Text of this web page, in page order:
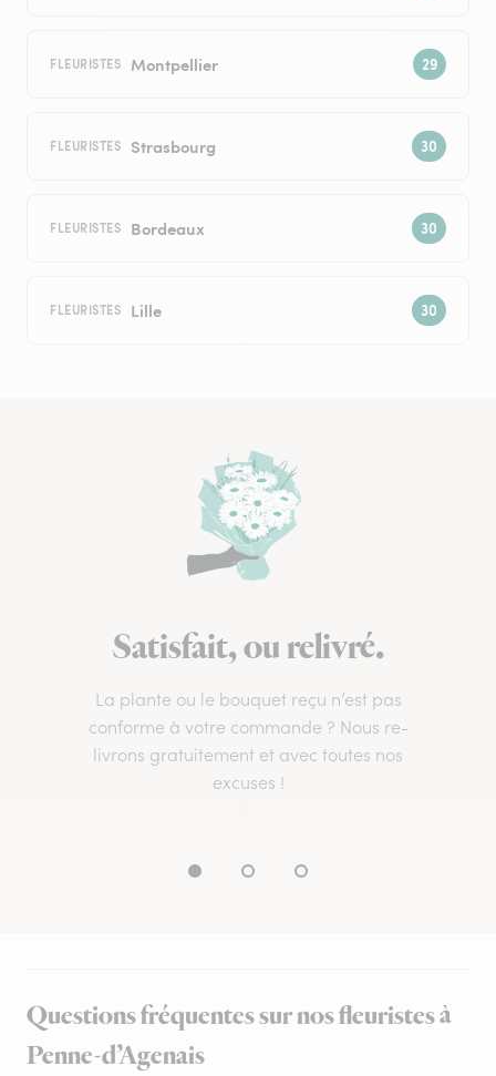
FLEURISTES Montpellier
FLEURISTES Strasbourg
FLEURISTES Bordeaux
FLEURISTES Lille
Satisfait, ou relivré.
La plante ou le bouquet reçu n’est pas
conforme à votre commande ? Nous re-
livrons gratuitement et avec toutes nos
excuses !
Questions fréquentes sur nos fleuristes à
Penne-d’Agenais